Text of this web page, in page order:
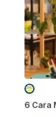
6 Cara